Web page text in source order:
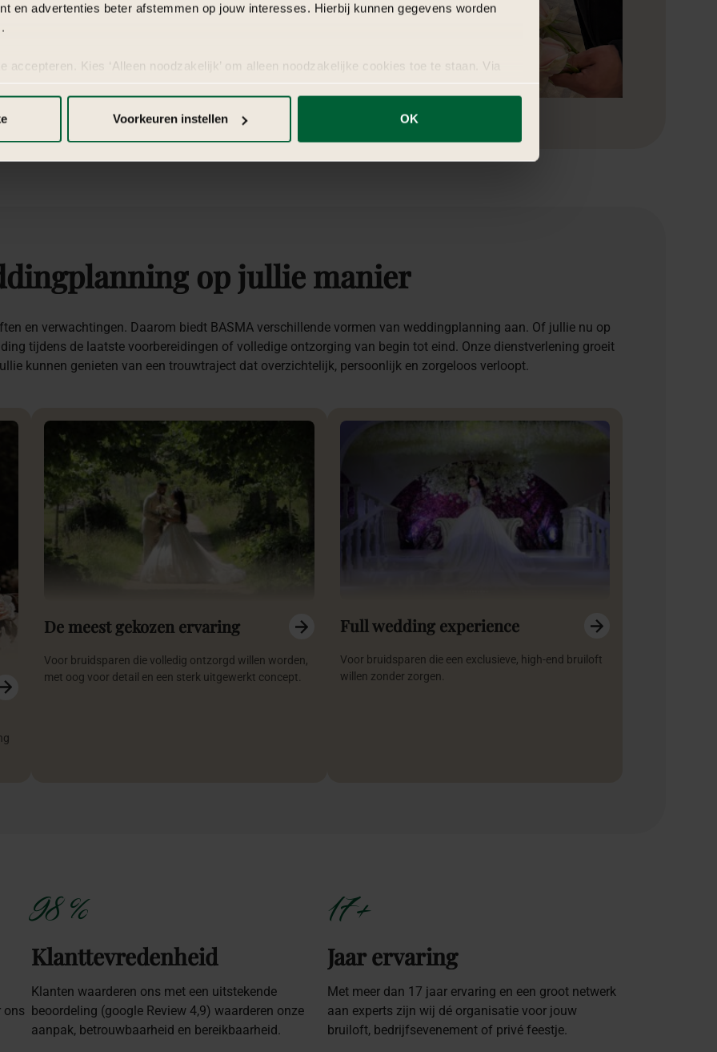
en advertenties beter afstemmen op jouw interesses. Hierbij kunnen gegevens worden
accepteren. Kies ‘Alleen noodzakelijk’ om alleen noodzakelijke cookies toe te staan. Via
Voorkeuren instellen OK
op jullie manier
en verwachtingen. Daarom biedt BASMA verschillende vormen van weddingplanning aan. Of jullie nu op
tijdens de laatste voorbereidingen of volledige ontzorging van begin tot eind. Onze dienstverlening groeit
kunnen genieten van een trouwtraject dat overzichtelijk, persoonlijk en zorgeloos verloopt.
De meest gekozen ervaring
Voor bruidsparen die volledig ontzorgd willen worden,
met oog voor detail en een sterk uitgewerkt concept.
Full wedding experience
Voor bruidsparen die een exclusieve, high-end bruiloft
willen zonder zorgen.
ons
98 %
Klanttevredenheid
Klanten waarderen ons met een uitstekende
beoordeling (google Review 4,9) waarderen onze
aanpak, betrouwbaarheid en bereikbaarheid.
17+
Jaar ervaring
Met meer dan 17 jaar ervaring en een groot netwerk
aan experts zijn wij dé organisatie voor jouw
bruiloft, bedrijfsevenement of privé feestje.